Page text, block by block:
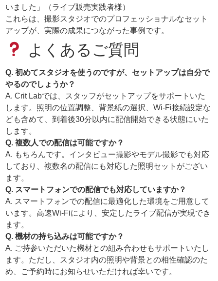
いました」（ライブ販売実践者様）
これらは、撮影スタジオでのプロフェッショナルなセット
アップが、実際の成果につながった事例です。
よくあるご質問
Q. 初めてスタジオを使うのですが、セットアップは自分で
やるのでしょうか？
A. Crit Labでは、スタッフがセットアップをサポートいた
します。照明の位置調整、背景紙の選択、Wi-Fi接続設定な
ども含めて、到着後30分以内に配信開始できる状態にいた
します。
Q. 複数人での配信は可能ですか？
A. もちろんです。インタビュー撮影やモデル撮影でも対応
しており、複数名の配信にも対応した照明セットがござい
ます。
Q. スマートフォンでの配信でも対応していますか？
A. スマートフォンでの配信に最適化した環境をご用意して
います。高速Wi-Fiにより、安定したライブ配信が実現でき
ます。
Q. 機材の持ち込みは可能ですか？
A. ご持参いただいた機材との組み合わせもサポートいたし
ます。ただし、スタジオ内の照明や背景との相性確認のた
め、ご予約時にお知らせいただければ幸いです。